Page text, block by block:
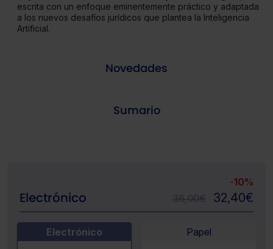
escrita con un enfoque eminentemente práctico y adaptada
a los nuevos desafíos jurídicos que plantea la Inteligencia
Artificial.
Novedades
Sumario
Electrónico
-10%
36,00€ 32,40€
Electrónico Papel